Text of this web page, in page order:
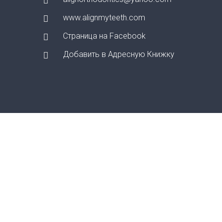
www.alignmyteeth.com
Страница на Facebook
Добавить в Адресную Книжку